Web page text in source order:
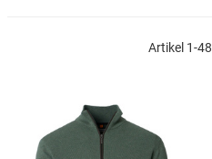
Artikel 1-48